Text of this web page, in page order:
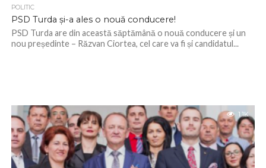
POLITIC
PSD Turda și-a ales o nouă conducere!
PSD Turda are din această săptămână o nouă conducere și un
nou președinte – Răzvan Ciortea, cel care va fi și candidatul...
1.1K